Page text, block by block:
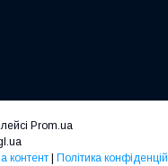
Prom.ua
контент | Політика